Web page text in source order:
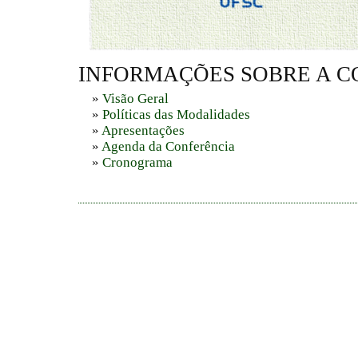
INFORMAÇÕES SOBRE A
» Visão Geral
» Políticas das Modalidades
» Apresentações
» Agenda da Conferência
» Cronograma